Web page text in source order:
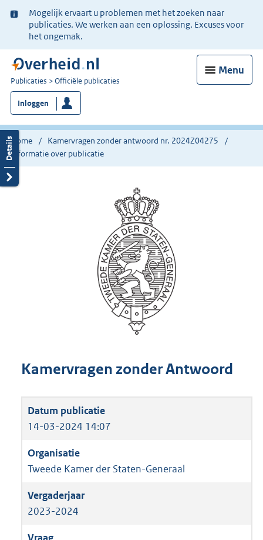
Ter
informatie:
Mogelijk ervaart u problemen met het zoeken naar
publicaties. We werken aan een oplossing. Excuses voor
het ongemak.
Menu
U
bent
nu
hier:
Publicaties Officiële publicaties
Inloggen
Home
Kamervragen zonder antwoord nr. 2024Z04275
Informatie over publicatie
Kamervragen zonder Antwoord
14-03-2024 14:07
Tweede Kamer der Staten-Generaal
2023-2024